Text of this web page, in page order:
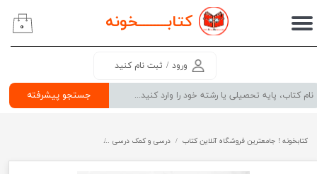
کتابــــــــخونه
جستجو پیشرفته
ورود / ثبت نام کنید
حساب کاربری من
سفارشات
۰
کتابخونه ! جامعترین فروشگاه آنلاین کتاب درسی و کمک درسی